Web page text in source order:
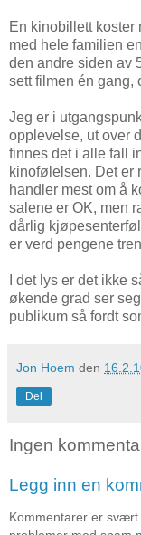
En kinobillett koster
med hele familien
den andre siden av
sett filmen én gang,
Jeg er i
opplevelse, ut over
finnes det i alle fall
kinofølelsen. Det er
handler mest om å
salene er OK, men
dårlig
er verd pengene
I det lys er det ikke
økende grad ser
publikum så fordt
Jon Hoem den
Del
Ingen
Legg inn en
Kommentarer er